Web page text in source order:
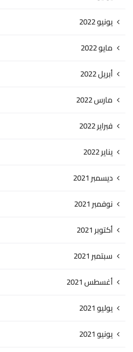
يونيو 2022
مايو 2022
أبريل 2022
مارس 2022
فبراير 2022
يناير 2022
ديسمبر 2021
نوفمبر 2021
أكتوبر 2021
سبتمبر 2021
أغسطس 2021
يوليو 2021
يونيو 2021